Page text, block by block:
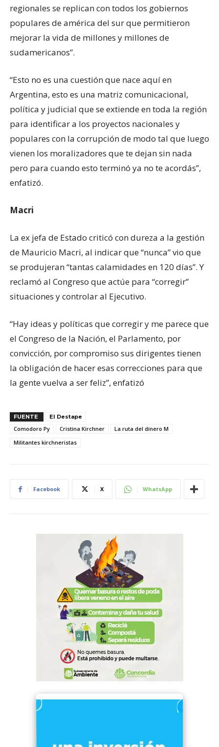
regionales se replican con todos los gobiernos
populares de américa del sur que permitieron
mejorar la vida de millones y millones de
sudamericanos”.
“Esto no es una cuestión que nace aquí en
Argentina, esto es una matriz comunicacional,
política y judicial que se extiende en toda la región
para identificar a los proyectos nacionales y
populares con la corrupción de modo tal que luego
vienen los moralizadores que te dejan sin nada
pero para cuando esto terminó ya no te acordás”,
enfatizó.
Macri
La ex jefa de Estado criticó con dureza a la gestión
de Mauricio Macri, al indicar que “nunca” vio que
se produjeran “tantas calamidades en 120 días”. Y
reclamó al Congreso que actúe para “corregir”
situaciones y controlar al Ejecutivo.
“Hay ideas y políticas que corregir y me parece que
el Congreso de la Nación, el Parlamento, por
convicción, por compromiso sus dirigentes tienen
la obligación de hacer esas correcciones para que
la gente vuelva a ser feliz”, enfatizó
FUENTE El Destape
Comodoro Py Cristina Kirchner
La ruta del dinero M
Militantes kirchneristas
Facebook X WhatsApp